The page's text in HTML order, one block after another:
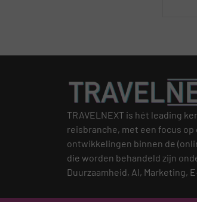
TRAVELNEXT is hét leading
reisbranche, met een focus
ontwikkelingen binnen de
die worden behandeld zijn
Duurzaamheid, AI, Marketing,